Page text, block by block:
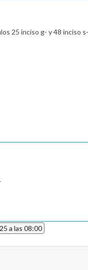
25 inciso g- y 48 inciso
a las 08:00